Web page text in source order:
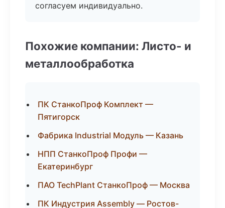
согласуем индивидуально.
Похожие компании: Листо- и
металлообработка
ПК СтанкоПроф Комплект —
Пятигорск
Фабрика Industrial Модуль — Казань
НПП СтанкоПроф Профи —
Екатеринбург
ПАО TechPlant СтанкоПроф — Москва
ПК Индустрия Assembly — Ростов-